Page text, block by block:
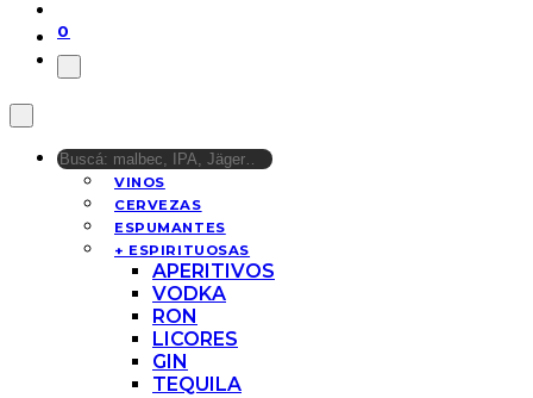
0
VINOS
CERVEZAS
ESPUMANTES
+ ESPIRITUOSAS
APERITIVOS
VODKA
RON
LICORES
GIN
TEQUILA